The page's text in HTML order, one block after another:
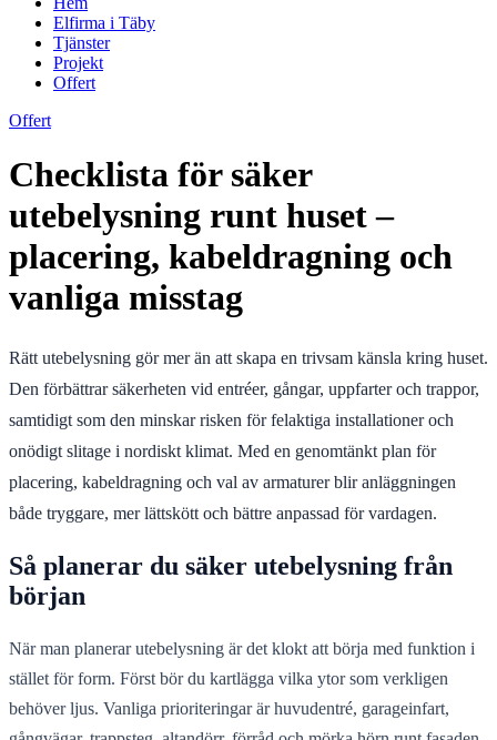
Elfirma i Täby
Tjänster
Projekt
Offert
Offert
Checklista för säker
utebelysning runt huset –
placering, kabeldragning och
vanliga misstag
Rätt utebelysning gör mer än att skapa en trivsam känsla kring huset.
Den förbättrar säkerheten vid entréer, gångar, uppfarter och trappor,
samtidigt som den minskar risken för felaktiga installationer och
onödigt slitage i nordiskt klimat. Med en genomtänkt plan för
placering, kabeldragning och val av armaturer blir anläggningen
både tryggare, mer lättskött och bättre anpassad för vardagen.
Så planerar du säker utebelysning från
början
När man planerar utebelysning är det klokt att börja med funktion i
stället för form. Först bör du kartlägga vilka ytor som verkligen
behöver ljus. Vanliga prioriteringar är huvudentré, garageinfart,